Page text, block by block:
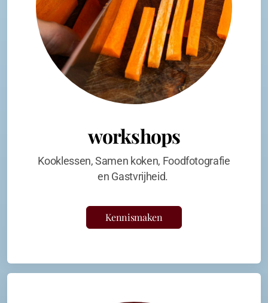
workshops
Kooklessen, Samen koken, Foodfotografie
en Gastvrijheid.
Kennismaken